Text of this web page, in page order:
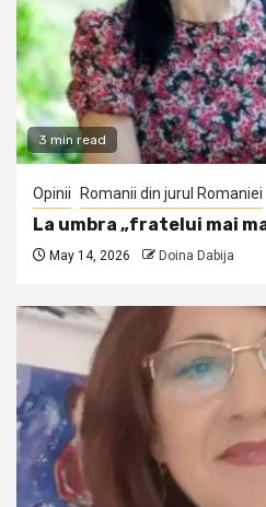
3 min read
Opinii Romanii din jurul Romaniei
La umbra „fratelui mai
May 14, 2026 Doina Dabija